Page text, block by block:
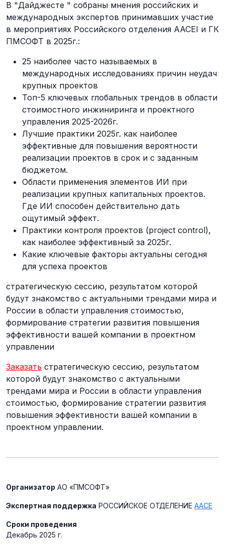
В "Дайджесте " собраны мнения российских и
международных экспертов принимавших участие
в мероприятиях Российского отделения ААСЕI и ГК
ПМСОФТ в 2025г.:
25 наиболее часто называемых в
международных исследованиях причин неудач
крупных проектов
Топ-5 ключевых глобальных трендов в области
стоимостного инжиниринга и проектного
управления 2025-2026г.
Лучшие практики 2025г. как наиболее
эффективные для повышения вероятности
реализации проектов в срок и с заданным
бюджетом.
Области применения элементов ИИ при
реализации крупных капитальных проектов.
Где ИИ способен действительно дать
ощутимый эффект.
Практики контроля проектов (project control),
как наиболее эффективный за 2025г.
Какие ключевые факторы актуальны сегодня
для успеха проектов
стратегическую сессию, результатом которой
будут знакомство с актуальными трендами мира и
России в области управления стоимостью,
формирование стратегии развития повышения
эффективности вашей компании в проектном
управлении
Заказать стратегическую сессию, результатом
которой будут знакомство с актуальными
трендами мира и России в области управления
стоимостью, формирование стратегии развития
повышения эффективности вашей компании в
проектном управлении.
Организатор АО «ПМСОФТ»
Экспертная поддержка РОССИЙСКОЕ ОТДЕЛЕНИЕ ААСЕ
Сроки проведения
Декабрь 2025 г.